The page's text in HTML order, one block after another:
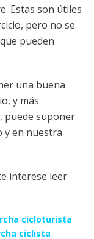
Estas son útiles
pero no se
pueden
una buena
y más
puede suponer
y en nuestra
interese leer
cicloturista
ciclista